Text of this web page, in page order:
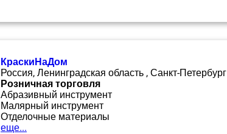
КраскиНаДом
Россия, Ленинградская область , Санкт-Петербург
Розничная торговля
Абразивный инструмент
Малярный инструмент
Отделочные материалы
еще...